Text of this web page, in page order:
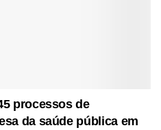
processos de
da saúde pública em